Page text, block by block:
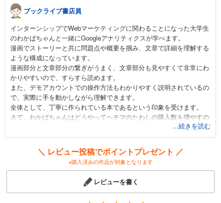
・フリーランスのWebデザイナー
顧客のサイトの効果測定・運用までやる仕事が入った。アクセス解析っ
て今まで感覚でやってきたものだし、正直自信がない。プロとして恥ず
かしくないアクセス解析の知識・技術を身に付けたい。
ブックライブ書店員
インターンシップでWebマーケティングに関わることになった大学生
のわかばちゃんと一緒にGoogleアナリティクスが学べます。
漫画でストーリーと共に問題点や概要を掴み、文章で詳細を理解する
ような構成になっています。
漫画部分と文章部分の繋ぎがうまく、文章部分も見やすくて非常にわ
かりやすいので、すらすら読めます。
また、デモアカウントでの操作方法もわかりやすく説明されているの
で、実際に手を動かしながら理解できます。
全体として、丁寧に作られている本であるという印象を受けます。
さて、わかばちゃんはどうやってヘチマのたわしの購入数を増やすの
愉快なキャラクターと共に、Googleアナリティクスを学びましょう。
...続きを読む
＼ レビュー投稿でポイントプレゼント ／
※購入済みの作品が対象となります
レビューを書く